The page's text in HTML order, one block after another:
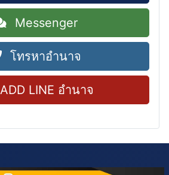
Messenger
โทรหาอำนาจ
ADD LINE อำนาจ